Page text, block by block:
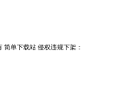
单下载站 侵权违规下架：